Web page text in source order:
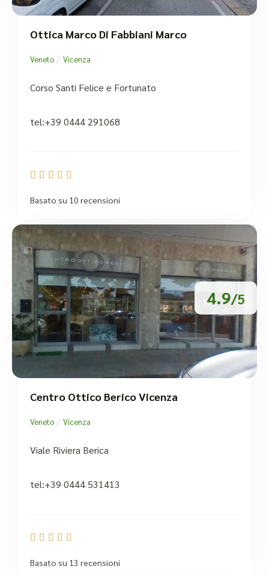
Ottica Marco Di Fabbiani Marco
Veneto / Vicenza
Corso Santi Felice e Fortunato
tel:+39 0444 291068
    
Basato su 10 recensioni
4.9/5
Centro Ottico Berico Vicenza
Veneto / Vicenza
Viale Riviera Berica
tel:+39 0444 531413
    
Basato su 13 recensioni